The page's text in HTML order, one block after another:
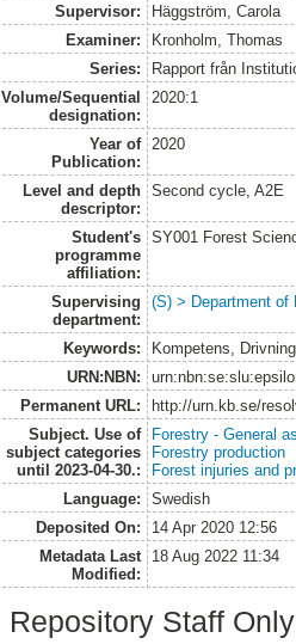
Supervisor:
Häggström, Carola
Examiner:
Kronholm, Thomas
Series:
Rapport från
Volume/Sequential
designation:
2020:1
Year of
Publication:
2020
Level and depth
descriptor:
Second cycle, A2E
Student's
programme
affiliation:
SY001 Forest
Supervising
department:
(S) > Department of
Keywords:
Kompetens,
URN:NBN:
Permanent URL:
http://urn.kb.se/
Subject. Use of
subject categories
until 2023-04-30.:
Forestry - General
Forestry production
Forest injuries and
Language:
Swedish
Deposited On:
14 Apr 2020 12:56
Metadata Last
Modified:
18 Aug 2022 11:34
Repository Staff